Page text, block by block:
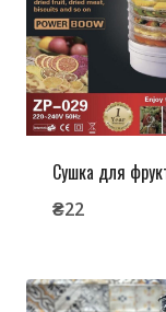
Сушка для
₴22